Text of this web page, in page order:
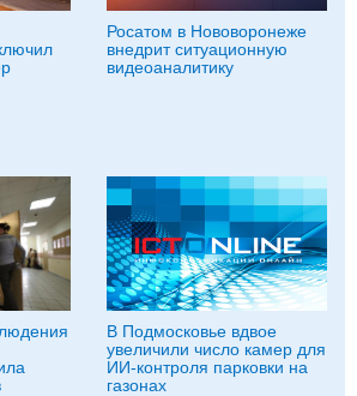
Росатом в Нововоронеже
внедрит ситуационную
видеоаналитику
В Подмосковье вдвое
увеличили число камер для
ИИ-контроля парковки на
газонах